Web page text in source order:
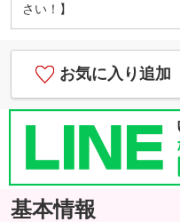
さい！】
お気に入り追加
基本情報